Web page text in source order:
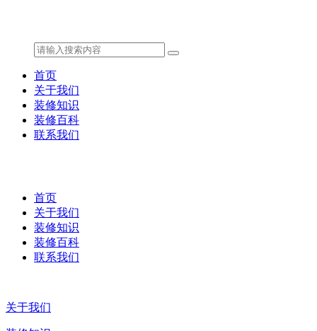
首页
关于我们
装修知识
装修百科
联系我们
首页
关于我们
装修知识
装修百科
联系我们
关于我们